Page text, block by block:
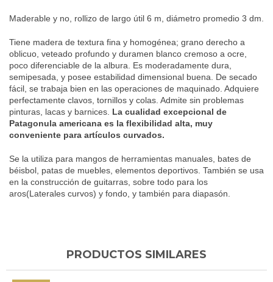
Maderable y no, rollizo de largo útil 6 m, diámetro promedio 3 dm.
Tiene madera de textura fina y homogénea; grano derecho a
oblicuo, veteado profundo y duramen blanco cremoso a ocre,
poco diferenciable de la albura. Es moderadamente dura,
semipesada, y posee estabilidad dimensional buena. De secado
fácil, se trabaja bien en las operaciones de maquinado. Adquiere
perfectamente clavos, tornillos y colas. Admite sin problemas
pinturas, lacas y barnices. La cualidad excepcional de
Patagonula americana es la flexibilidad alta, muy
conveniente para artículos curvados.
Se la utiliza para mangos de herramientas manuales, bates de
béisbol, patas de muebles, elementos deportivos. También se usa
en la construcción de guitarras, sobre todo para los
aros(Laterales curvos) y fondo, y también para diapasón.
PRODUCTOS SIMILARES